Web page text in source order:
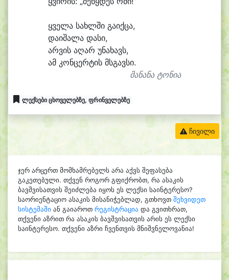
ყველა სახლში გაიქცა,
დაიშალა დასი,
არვის აღარ უნახავს,
ამ კონცერტის მსგავსი.
მანანა ტონია
ლექსები ცხოველებზე, ფრინველებზე
ჩივილი
ჯერ არცერთ მომხამრებელს არა აქვს შეფასება
გაკეთებული. თქვენ როგორ გფიქრობთ, რა ასაკის
ბავშვისათვის შეიძლება იყოს ეს ლექსი საინტერესო?
საორიენტაციო ასაკის მისანიჭებლად, გთხოვთ შეხვიდეთ
სისტემაში ან გაიაროთ რეგისტრაცია და გვითხრათ,
თქვენი აზრით რა ასაკის ბავშვისათვის არის ეს ლექსი
საინტერესო. თქვენი აზრი ჩვენთვის მნიშვნელოვანია!